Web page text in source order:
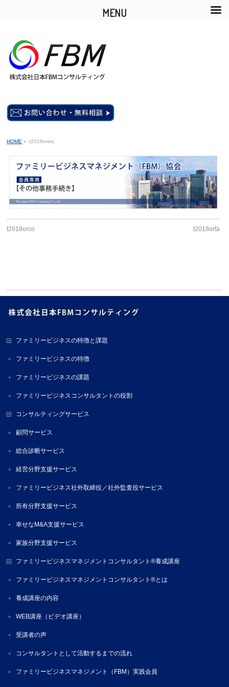
HOME » t2018oretc
t2018orco t2018orfa
ファミリービジネスの特徴と課題
ファミリービジネスの特徴
ファミリービジネスの課題
ファミリービジネスコンサルタントの役割
コンサルティングサービス
顧問サービス
総合診断サービス
経営分野支援サービス
ファミリービジネス社外取締役／社外監査役サービス
所有分野支援サービス
幸せなM&A支援サービス
家族分野支援サービス
ファミリービジネスマネジメントコンサルタント®養成講座
ファミリービジネスマネジメントコンサルタント®とは
養成講座の内容
WEB講座（ビデオ講座）
受講者の声
コンサルタントとして活動するまでの流れ
ファミリービジネスマネジメント（FBM）実践会員
MENU